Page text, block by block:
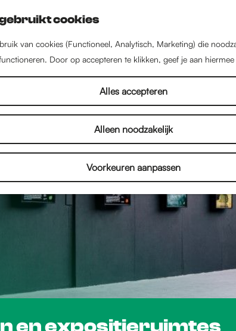
cookies
van cookies (Functioneel, Analytisch, Marketing) die
Door op accepteren te klikken, geef je aan
Alles accepteren
Alleen noodzakelijk
Voorkeuren aanpassen